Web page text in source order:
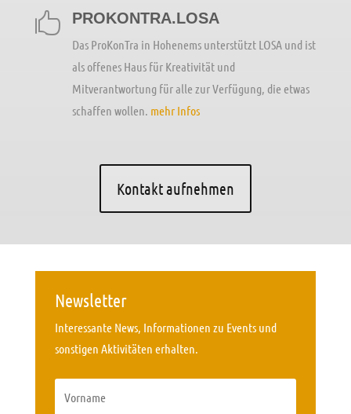
 PROKONTRA.LOSA
Das ProKonTra in Hohenems unterstützt LOSA und ist
als offenes Haus für Kreativität und
Mitverantwortung für alle zur Verfügung, die etwas
schaffen wollen. mehr Infos
Kontakt aufnehmen
Newsletter
Interessante News, Informationen zu Events und
sonstigen Aktivitäten erhalten.